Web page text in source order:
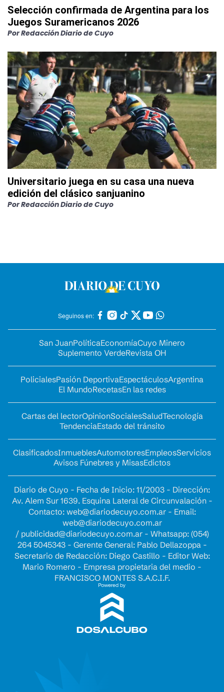
Selección confirmada de Argentina para los
Juegos Suramericanos 2026
PorRedacción Diario de Cuyo
Universitario juega en su casa una nueva
edición del clásico sanjuanino
PorRedacción Diario de Cuyo
Seguinos en:
San JuanPolíticaEconomíaCuyo Minero
Suplemento VerdeRevista OH
PolicialesPasión DeportivaEspectáculosArgentina
El MundoRecetasEn las redes
Cartas del lectorOpinionSocialesSaludTecnología
TendenciaEstado del tránsito
ClasificadosInmueblesAutomotoresEmpleosServicios
Avisos Fúnebres y MisasEdictos
Diario de Cuyo - Fecha de Inicio: 11/2003 - Dirección:
Av. Alem Sur 1639. Esquina Lateral de Circunvalación -
Contacto: web@diariodecuyo.com.ar- Email:
web@diariodecuyo.com.ar
/ publicidad@diariodecuyo.com.ar- Whatsapp: (054)
264 5045343 - Gerente General: Pablo Dellazoppa -
Secretario de Redacción: Diego Castillo - Editor Web:
Mario Romero - Empresa propietaria del medio -
FRANCISCO MONTES S.A.C.I.F.